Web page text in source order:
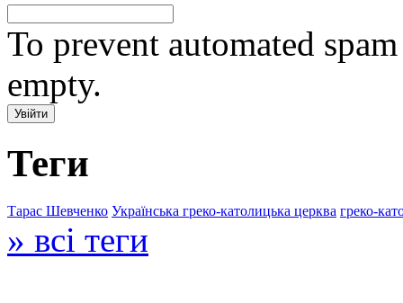
To prevent automated
empty.
Теги
Тарас Шевченко Українська греко-католицька церква греко-
» всі теги